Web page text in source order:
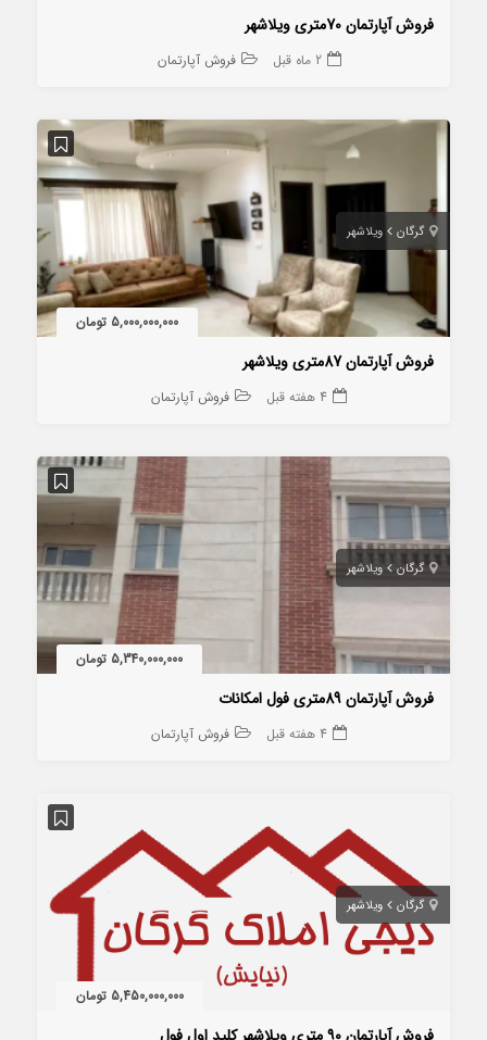
فروش آپارتمان 70متری ویلاشهر
2 ماه قبل فروش آپارتمان
گرگان ویلاشهر
5,000,000,000 تومان
فروش آپارتمان 87متری ویلاشهر
4 هفته قبل فروش آپارتمان
گرگان ویلاشهر
5,340,000,000 تومان
فروش آپارتمان 89متری فول امکانات
4 هفته قبل فروش آپارتمان
گرگان ویلاشهر
5,450,000,000 تومان